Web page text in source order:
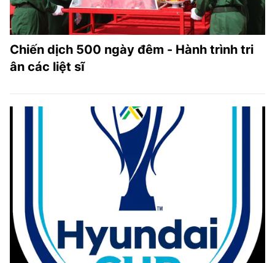
Chiến dịch 500 ngày đêm - Hành trình tri
ân các liệt sĩ